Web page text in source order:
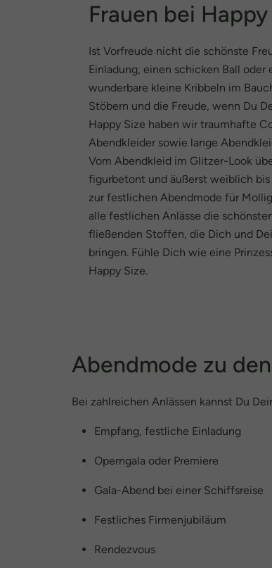
Frauen bei
Ist Vorfreude nicht die schönste
Einladung, einen schicken Ball oder
wunderbare kleine Kribbeln im
Stöbern und die Freude, wenn Du
Happy Size haben wir traumhafte
Abendkleider sowie lange
Vom Abendkleid im Glitzer-Look
figurbetont und äußerst weiblich
zur festlichen Abendmode für
alle festlichen Anlässe die
fließenden Stoffen, die Dich und
bringen. Fühle Dich wie eine
Happy Size.
Abendmode zu
Bei zahlreichen Anlässen kannst Du
Empfang, festliche Einladung
Operngala oder Premiere
Gala-Abend bei einer Schiffsreise
Festliches Firmenjubiläum
Rendezvous